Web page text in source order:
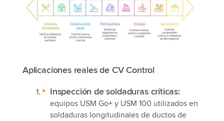
Aplicaciones reales de CV Control
Inspección de soldaduras críticas:
equipos USM Go+ y USM 100 utilizados en
soldaduras longitudinales de ductos de